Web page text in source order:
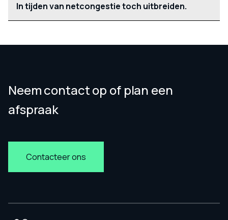
In tijden van netcongestie toch uitbreiden.
Neem contact op of plan een
afspraak
Contacteer ons